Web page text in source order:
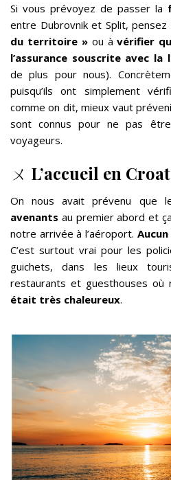
Si vous prévoyez de passer la
entre Dubrovnik et Split, pensez
du territoire »ou àvérifier
l’assurance souscrite avec
de plus pour nous).
puisqu’ils ont simplement
comme on dit, mieux vaut
sont connus pour ne pas
voyageurs.
ㄨ L’accueil en
On nous avait prévenu que
avenants au premier abord et
notre arrivée à l’aéroport.
C’est surtout vrai pour les
guichets, dans les lieux
restaurants et guesthouses où
était très chaleureux.